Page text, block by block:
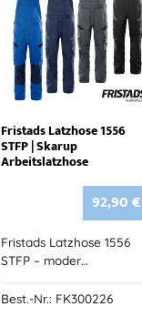
Fristads Latzhose 1556
STFP | Skarup
Arbeitslatzhose
92,90€
Fristads Latzhose 1556
STFP – moder…
Best.-Nr.: FK300226